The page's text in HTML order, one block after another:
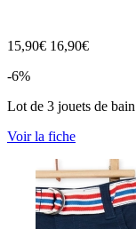
15,90€ 16,90€
-6%
Lot de 3 jouets de
Voir la fiche